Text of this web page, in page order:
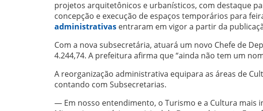
projetos arquitetônicos e urbanísticos, com destaque
concepção e execução de espaços temporários para
administrativas entraram em vigor a partir da
Com a nova subsecretária, atuará um novo Chefe de
4.244,74. A prefeitura afirma que “ainda não tem um
A reorganização administrativa equipara as áreas de
contando com Subsecretarias.
— Em nosso entendimento, o Turismo e a Cultura mais